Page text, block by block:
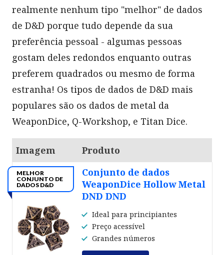
realmente nenhum tipo "melhor" de dados
de D&D porque tudo depende da sua
preferência pessoal - algumas pessoas
gostam deles redondos enquanto outras
preferem quadrados ou mesmo de forma
estranha! Os tipos de dados de D&D mais
populares são os dados de metal da
WeaponDice, Q-Workshop, e Titan Dice.
Imagem Produto
MELHOR
CONJUNTO DE
DADOS D&D
Conjunto de dados
WeaponDice Hollow Metal
DND DND
Ideal para principiantes
Preço acessível
Grandes números